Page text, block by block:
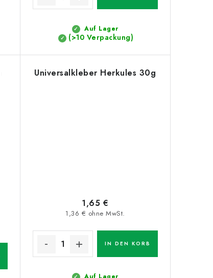
Auf Lager
(>10 Verpackung)
Universalkleber Herkules 30g
1,36 € ohne MwSt.
1,65 €
IN DEN KORB